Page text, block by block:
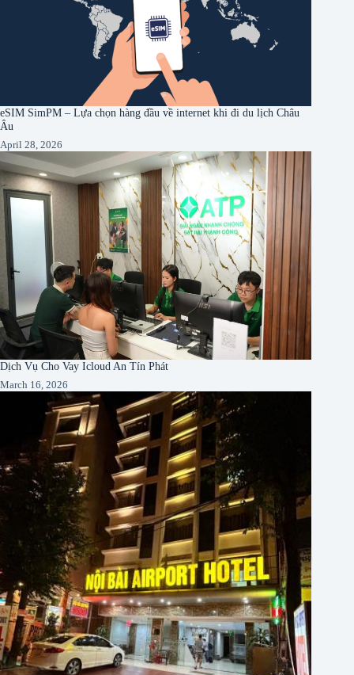
eSIM SimPM – Lựa chọn hàng đầu về internet khi đi du lịch Châu
Âu
April 28, 2026
Dịch Vụ Cho Vay Icloud An Tín Phát
March 16, 2026